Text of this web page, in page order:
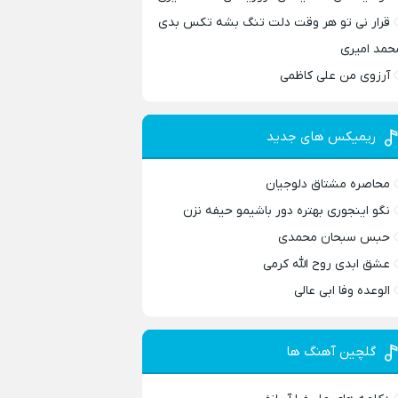
قرار نی تو هر وقت دلت تنگ بشه تکس بدی
امیری
آرزوی من علی کاظمی
ریمیکس های جدید
محاصره مشتاق دلوجیان
نگو اینجوری بهتره دور باشیمو حیفه نزن
حبس سبحان محمدی
عشق ابدی روح الله کرمی
الوعده وفا ابی عالی
گلچین آهنگ ها